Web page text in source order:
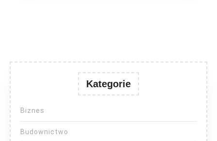
Kategorie
Biznes
Budownictwo